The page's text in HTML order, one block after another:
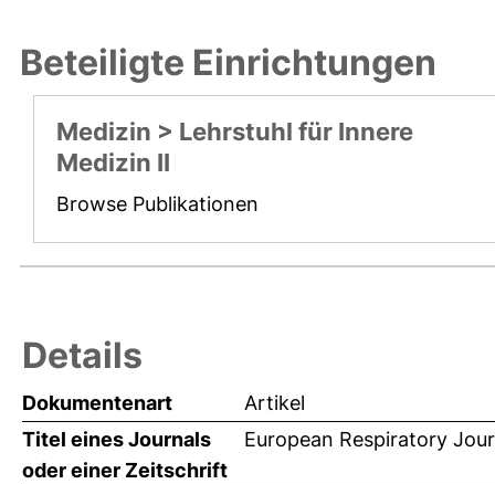
Beteiligte Einrichtungen
Medizin > Lehrstuhl für Innere
Medizin II
Browse Publikationen
Details
Dokumentenart
Artikel
Titel eines Journals
oder einer Zeitschrift
European Respiratory